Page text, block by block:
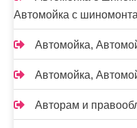
Автомойка с
Автомойка,
Автомойка,
Авторам и